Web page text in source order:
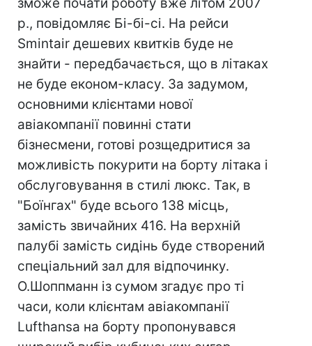
р., повідомляє Бі-бі-сі. На рейси
Smintair дешевих квитків буде не
знайти - передбачається, що в літаках
не буде економ-класу. За задумом,
основними клієнтами нової
авіакомпанії повинні стати
бізнесмени, готові розщедритися за
можливість покурити на борту літака і
обслуговування в стилі люкс. Так, в
"Боїнгах" буде всього 138 місць,
замість звичайних 416. На верхній
палубі замість сидінь буде створений
спеціальний зал для відпочинку.
О.Шоппманн із сумом згадує про ті
часи, коли клієнтам авіакомпанії
Lufthansa на борту пропонувався